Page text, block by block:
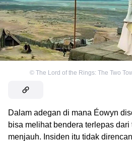
© The Lord of the Rings: The Two
Dalam adegan di mana Éowyn
bisa melihat bendera terlepas dari
menjauh. Insiden itu tidak